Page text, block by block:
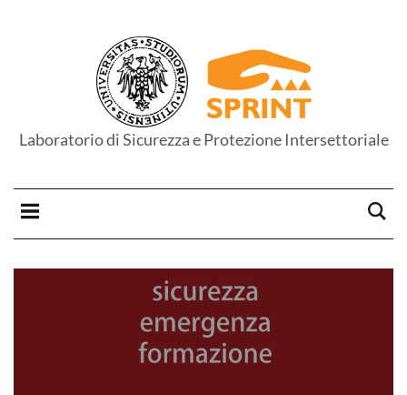
Laboratorio di Sicurezza e Protezione Intersettoriale